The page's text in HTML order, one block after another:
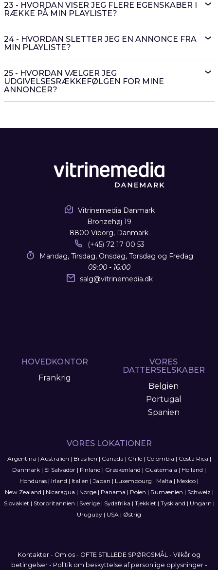
23 - HVORDAN VISER JEG FLERE EGENSKABER I
RÆKKE PÅ MIN PLAYLISTE?
24 - HVORDAN SLETTER JEG EN ANNONCE FRA
MIN PLAYLISTE?
25 - HVORDAN VÆLGER JEG
UDGIVELSESRÆKKEFØLGEN FOR MINE
ANNONCER?
Vitrinemedia Danmark
Bronzehøj 19
8800 Viborg, Danmark
(+45) 72 17 00 53
Mandag, Tirsdag, Onsdag, Torsdag og Fredag
09:00 - 16:00
salg@vitrinemedia.dk
HOVEDKONTOR
Frankrig
VORES
DATTERSELSKABER
Belgien
Portugal
Spanien
VORES LOKATIONER
Argentina | Australien | Brasilien | Canada | Chile| Colombia | Costa Rica |
Danmark | El Salvador | Finland | Grækenland | Guatemala | Holland |
Honduras | Irland | Italien | Japan | Luxembourg | Malta | Mexico |
New Zealand | Nicaragua | Norge| Panama | Polen | Rumænien | Schweiz |
Slovakiet | Storbritannien | Sverige| Sydafrika | Tjekkiet | Tyskland | Ungarn |
Uruguay | USA | Østrig
Kontakter - Om os - OFTE STILLEDE SPØRGSMÅL - Vilkår og
betingelser- Politik om beskyttelse af personlige oplysninger-